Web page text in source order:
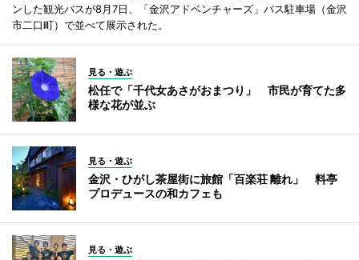
ンした観光バスが8月7日、「金沢アドベンチャーズ」バス駐車場（金沢
市二口町）で並べて展示された。
見る・遊ぶ
松任で「千代女あさがおまつり」 市民が育てた多
様な花が並ぶ
見る・遊ぶ
金沢・ひがし茶屋街に旅館「百楽荘 離れ」 料亭
プロデュースの和カフェも
見る・遊ぶ